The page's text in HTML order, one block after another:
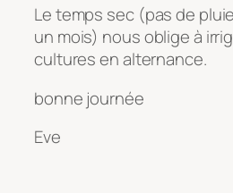
Le temps sec (pas de
un mois) nous oblige à
cultures en alternance.
bonne journée
Eve